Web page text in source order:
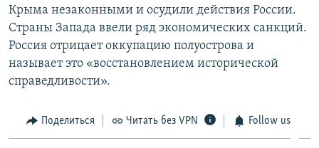
Крыма незаконными и осудили действия России.
Страны Запада ввели ряд экономических санкций.
Россия отрицает оккупацию полуострова и
называет это «восстановлением исторической
справедливости».
Поделиться Читать без VPN Follow us